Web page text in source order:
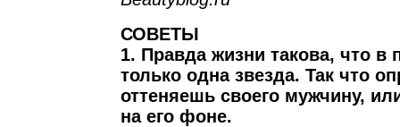
СОВЕТЫ
1. Правда жизни такова, что в
только одна звезда. Так что
оттеняешь своего мужчину,
на его фоне.